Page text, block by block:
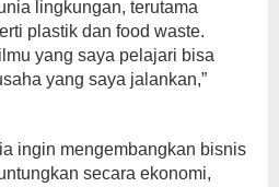
lingkungan, terutama
plastik dan food waste.
yang saya pelajari bisa
yang saya jalankan,”
ingin mengembangkan bisnis
secara ekonomi,